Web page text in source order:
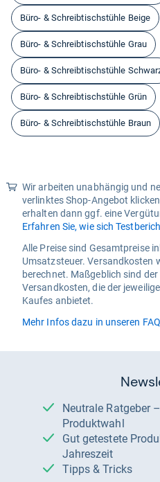
Büro- & Schreibtischstühle Beige
Büro- & Schreibtischstühle Grau
Büro- & Schreibtischstühle
Büro- & Schreibtischstühle Grün
Büro- & Schreibtischstühle Braun
Wir arbeiten unabhängig und
verlinktes Shop-Angebot
erhalten dann ggf. eine
Erfahren Sie, wie sich
Alle Preise sind Gesamtpreise
Umsatzsteuer. Versandkosten
berechnet. Maßgeblich sind
Versandkosten, die der
Kaufes anbietet.
Mehr Infos dazu in unseren
Neutrale Ratgeber – hilfreich für Ihre
Produktwahl
Gut getestete Produkte – passend zur
Jahreszeit
Tipps & Tricks